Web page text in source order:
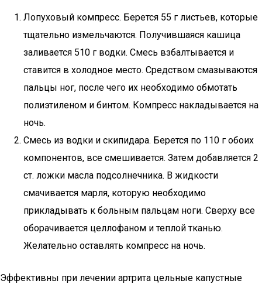
Лопуховый компресс. Берется 55 г листьев, которые
тщательно измельчаются. Получившаяся кашица
заливается 510 г водки. Смесь взбалтывается и
ставится в холодное место. Средством смазываются
пальцы ног, после чего их необходимо обмотать
полиэтиленом и бинтом. Компресс накладывается на
ночь.
Смесь из водки и скипидара. Берется по 110 г обоих
компонентов, все смешивается. Затем добавляется 2
ст. ложки масла подсолнечника. В жидкости
смачивается марля, которую необходимо
прикладывать к больным пальцам ноги. Сверху все
оборачивается целлофаном и теплой тканью.
Желательно оставлять компресс на ночь.
Эффективны при лечении артрита цельные капустные